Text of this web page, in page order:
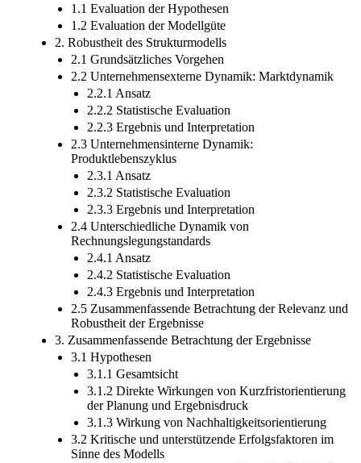
1.1 Evaluation der Hypothesen
1.2 Evaluation der Modellgüte
2. Robustheit des Strukturmodells
2.1 Grundsätzliches Vorgehen
2.2 Unternehmensexterne Dynamik: Marktdynamik
2.2.1 Ansatz
2.2.2 Statistische Evaluation
2.2.3 Ergebnis und Interpretation
2.3 Unternehmensinterne Dynamik:
Produktlebenszyklus
2.3.1 Ansatz
2.3.2 Statistische Evaluation
2.3.3 Ergebnis und Interpretation
2.4 Unterschiedliche Dynamik von
Rechnungslegungstandards
2.4.1 Ansatz
2.4.2 Statistische Evaluation
2.4.3 Ergebnis und Interpretation
2.5 Zusammenfassende Betrachtung der Relevanz und
Robustheit der Ergebnisse
3. Zusammenfassende Betrachtung der Ergebnisse
3.1 Hypothesen
3.1.1 Gesamtsicht
3.1.2 Direkte Wirkungen von Kurzfristorientierung
der Planung und Ergebnisdruck
3.1.3 Wirkung von Nachhaltigkeitsorientierung
3.2 Kritische und unterstützende Erfolgsfaktoren im
Sinne des Modells